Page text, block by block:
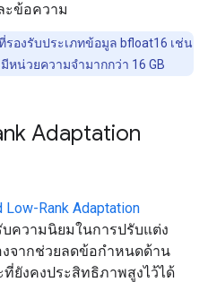
ข้อความ
รองรับประเภทข้อมูล bfloat16 เช่น
มีหน่วยความจำมากกว่า 16 GB
Adaptation
Low-Rank Adaptation
ความนิยมในการปรับแต่ง
งจากช่วยลดข้อกำหนดด้าน
งคงประสิทธิภาพสูงไว้ได้